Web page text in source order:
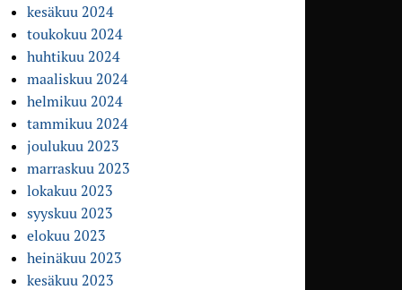
kesäkuu 2024
toukokuu 2024
huhtikuu 2024
maaliskuu 2024
helmikuu 2024
tammikuu 2024
joulukuu 2023
marraskuu 2023
lokakuu 2023
syyskuu 2023
elokuu 2023
heinäkuu 2023
kesäkuu 2023